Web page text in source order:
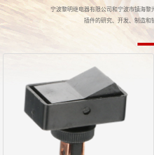
宁波黎明继电器有限公司和宁波市镇海
插件的研究、开发、制造和